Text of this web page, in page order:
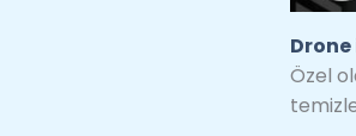
Özel